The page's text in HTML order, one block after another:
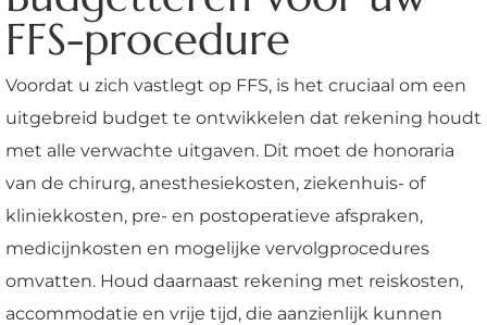
FFS-procedure
Voordat u zich vastlegt op FFS, is het cruciaal om een
uitgebreid budget te ontwikkelen dat rekening houdt
met alle verwachte uitgaven. Dit moet de honoraria
van de chirurg, anesthesiekosten, ziekenhuis- of
kliniekkosten, pre- en postoperatieve afspraken,
medicijnkosten en mogelijke vervolgprocedures
omvatten. Houd daarnaast rekening met reiskosten,
accommodatie en vrije tijd, die aanzienlijk kunnen